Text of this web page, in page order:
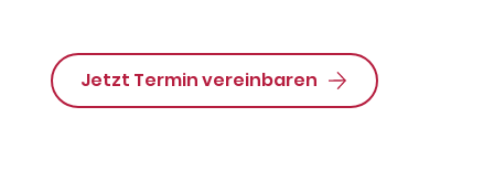
Jetzt Termin vereinbaren